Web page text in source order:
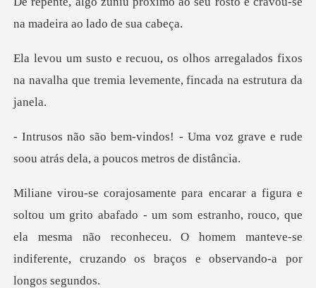
na
regalados fixos
na navalha que tremia le
Uma voz grave e rude
soou atrás d
afado - um som estranho, rouco, que
ela mesma não reconheceu. O homem man